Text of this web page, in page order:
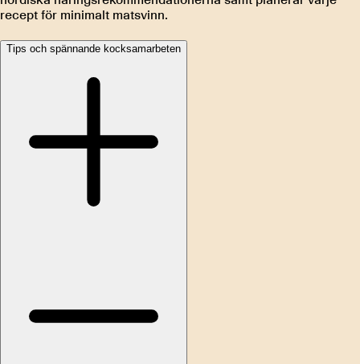
recept för minimalt matsvinn.
Tips och spännande kocksamarbeten